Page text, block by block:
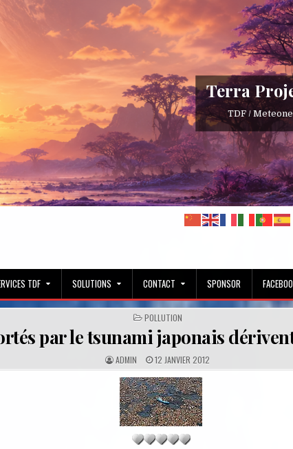
Terra
TDF /
TDF SOLUTIONS CONTACT SPONSOR
POSTED
IN
POLLUTION
par le tsunami japonais
A
U
ADMIN P
U
B
L
I
S
H
E
D
D
A
12 JANVIER 2012